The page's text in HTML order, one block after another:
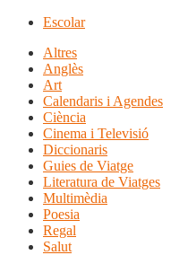
Escolar
Altres
Anglès
Art
Calendaris i Agendes
Ciència
Cinema i Televisió
Diccionaris
Guies de Viatge
Literatura de Viatges
Multimèdia
Poesia
Regal
Salut